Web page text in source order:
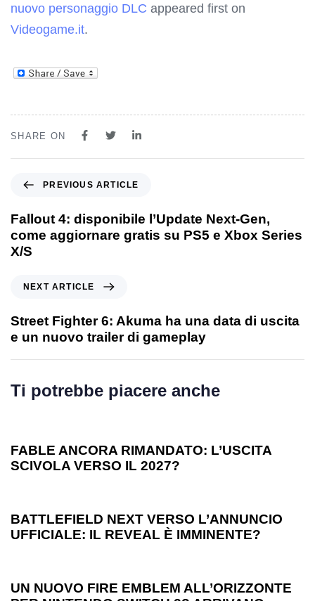
nuovo personaggio DLC appeared first on
Videogame.it.
SHARE ON
PREVIOUS ARTICLE
Fallout 4: disponibile l’Update Next-Gen,
come aggiornare gratis su PS5 e Xbox Series
X/S
NEXT ARTICLE
Street Fighter 6: Akuma ha una data di uscita
e un nuovo trailer di gameplay
Ti potrebbe piacere anche
FABLE ANCORA RIMANDATO: L’USCITA
SCIVOLA VERSO IL 2027?
BATTLEFIELD NEXT VERSO L’ANNUNCIO
UFFICIALE: IL REVEAL È IMMINENTE?
UN NUOVO FIRE EMBLEM ALL’ORIZZONTE